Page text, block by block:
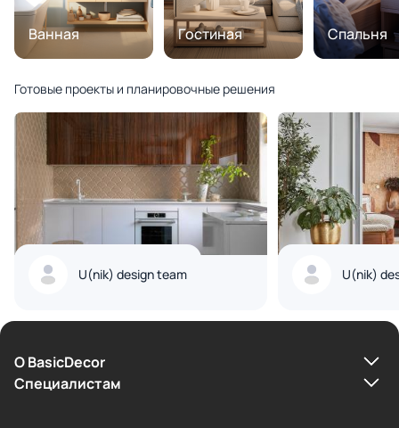
Ванная Гостиная Спальня
Готовые проекты и планировочные решения
U(nik) design team U(nik)
О BasicDecor
Cпециалистам